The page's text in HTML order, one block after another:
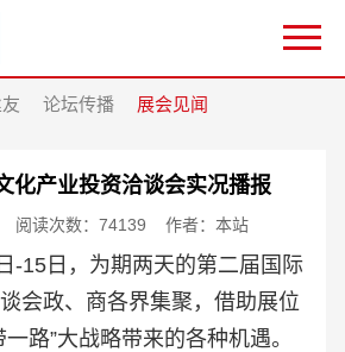
论坛传播 展会见闻
化产业投资洽谈会实况播报
阅读次数：74139 作者：本站
-15日，为期两天的第二届国际
会政、商各界集聚，借助展位
路”大战略带来的各种机遇。